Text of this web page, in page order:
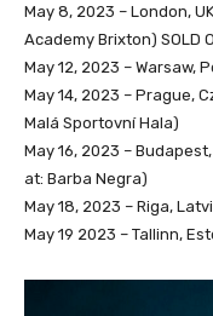
May 8, 2023 – London,
Academy Brixton) SOLD
May 12, 2023 – Warsaw,
May 14, 2023 – Prague,
Malá Sportovní Hala)
May 16, 2023 –
at: Barba Negra)
May 18, 2023 – Riga,
May 19 2023 – Tallinn,